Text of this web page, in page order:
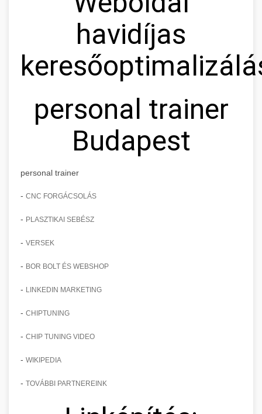
havidíjas
personal trainer
Budapest
personal trainer
- CNC FORGÁCSOLÁS
- PLASZTIKAI SEBÉSZ
- VERSEK
- BOR BOLT ÉS WEBSHOP
- LINKEDIN MARKETING
- CHIPTUNING
- CHIP TUNING VIDEO
- WIKIPEDIA
- TOVÁBBI PARTNEREINK